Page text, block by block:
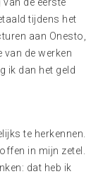
tijdens het
aan Onesto,
van de werken
ik dan het geld
te herkennen.
in mijn zetel.
dat heb ik